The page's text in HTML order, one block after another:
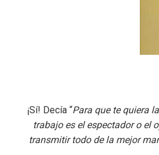
¡Sí! Decía “Para que te quiera
trabajo es el espectador o el
transmitir todo de la mejor